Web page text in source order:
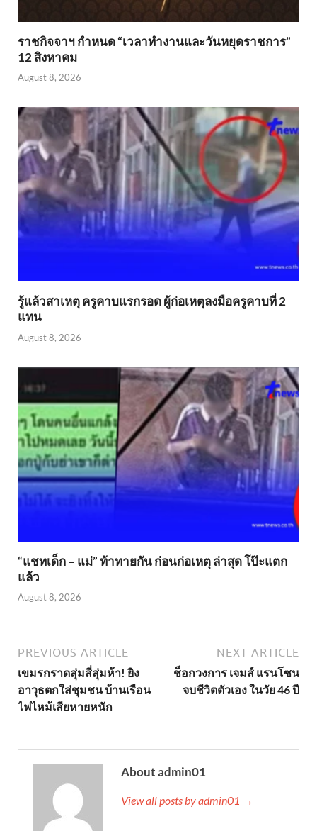
ราชกิจจาฯ กำหนด “เวลาทำงานและวันหยุดราชการ”
12 สิงหาคม
August 8, 2026
รู้แล้วสาเหตุ ครูคาบแรกรอด ผู้ก่อเหตุลงมือครูคาบที่ 2
แทน
August 8, 2026
“แชทเด็ก – แม่” ท้าทายกัน ก่อนก่อเหตุ ล่าสุด โป๊ะแตก
แล้ว
August 8, 2026
PREVIOUS ARTICLE
เขมรกราดสุ่มสี่สุ่มห้า! ยิง
อาวุธตกใส่ชุมชน บ้านเรือน
ไฟไหม้เสียหายหนัก
NEXT ARTICLE
ช็อกวงการ เจมส์ แรนโซน
จบชีวิตตัวเอง ในวัย 46 ปี
About admin01
View all posts by admin01 →